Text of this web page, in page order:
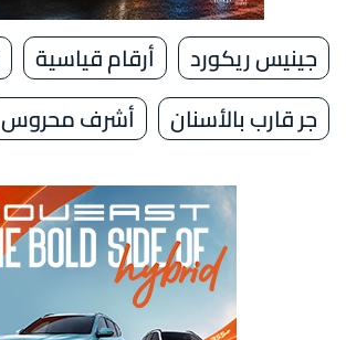
جينيس ريكورد أرقام قياسية
جر قارب بالأسنان
أشرف محروس